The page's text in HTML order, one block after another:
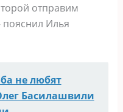
отправим
Илья
не любят
Басилашвили